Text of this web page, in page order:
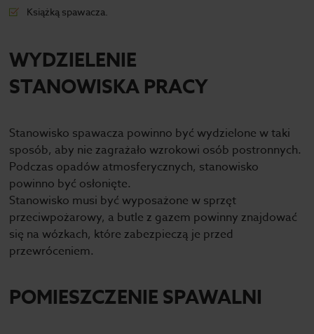
Książką spawacza.
WYDZIELENIE
STANOWISKA PRACY
Stanowisko spawacza powinno być wydzielone w taki
sposób, aby nie zagrażało wzrokowi osób postronnych.
Podczas opadów atmosferycznych, stanowisko
powinno być osłonięte.
Stanowisko musi być wyposażone w sprzęt
przeciwpożarowy, a butle z gazem powinny znajdować
się na wózkach, które zabezpieczą je przed
przewróceniem.
POMIESZCZENIE SPAWALNI